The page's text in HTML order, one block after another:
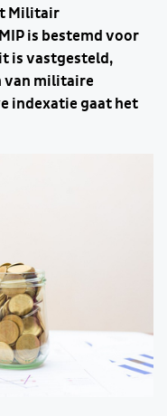
Militair
is bestemd voor
is vastgesteld,
van militaire
indexatie gaat het